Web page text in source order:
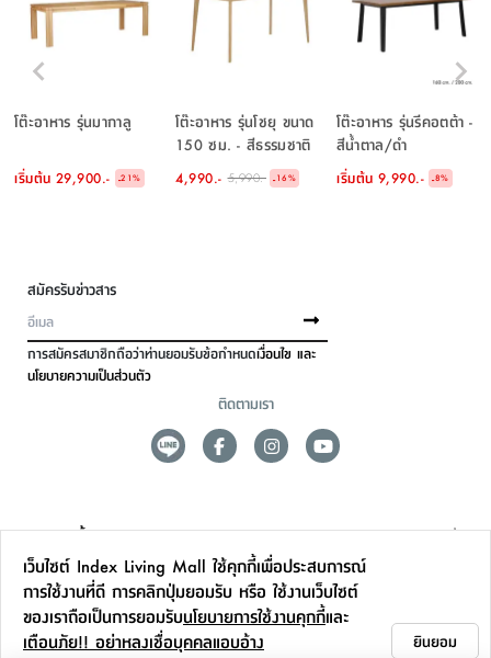
โต๊ะอาหาร รุ่นมากาลู
เริ่มต้น 29,900.- -21%
โต๊ะอาหาร รุ่นโชยุ ขนาด
150 ซม. - สีธรรมชาติ
4,990.- 5,990.- -16%
โต๊ะอาหาร รุ่นรีคอตต้า -
สีน้ำตาล/ดำ
เริ่มต้น 9,990.- -8%
สมัครรับข่าวสาร
การสมัครสมาชิกถือว่าท่านยอมรับข้อกำหนดเงื่อนไข และ
นโยบายความเป็นส่วนตัว
ติดตามเรา
ดูแลลูกค้า
สาขาและการบริการ
ข้อมูลเพิ่มเติม
เว็บไซต์ Index Living Mall ใช้คุกกี้เพื่อประสบการณ์
การใช้งานที่ดี การคลิกปุ่มยอมรับ หรือ ใช้งานเว็บไซต์
ของเราถือเป็นการยอมรับนโยบายการใช้งานคุกกี้และ
เตือนภัย!! อย่าหลงเชื่อบุคคลแอบอ้าง
ยินยอม